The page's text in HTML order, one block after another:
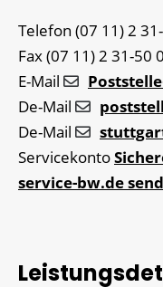
Telefon (07 11) 2
Fax(07 11) 2 31-50
E-Mail
De-Mail
De-Mail
Servicekonto
service-bw.de